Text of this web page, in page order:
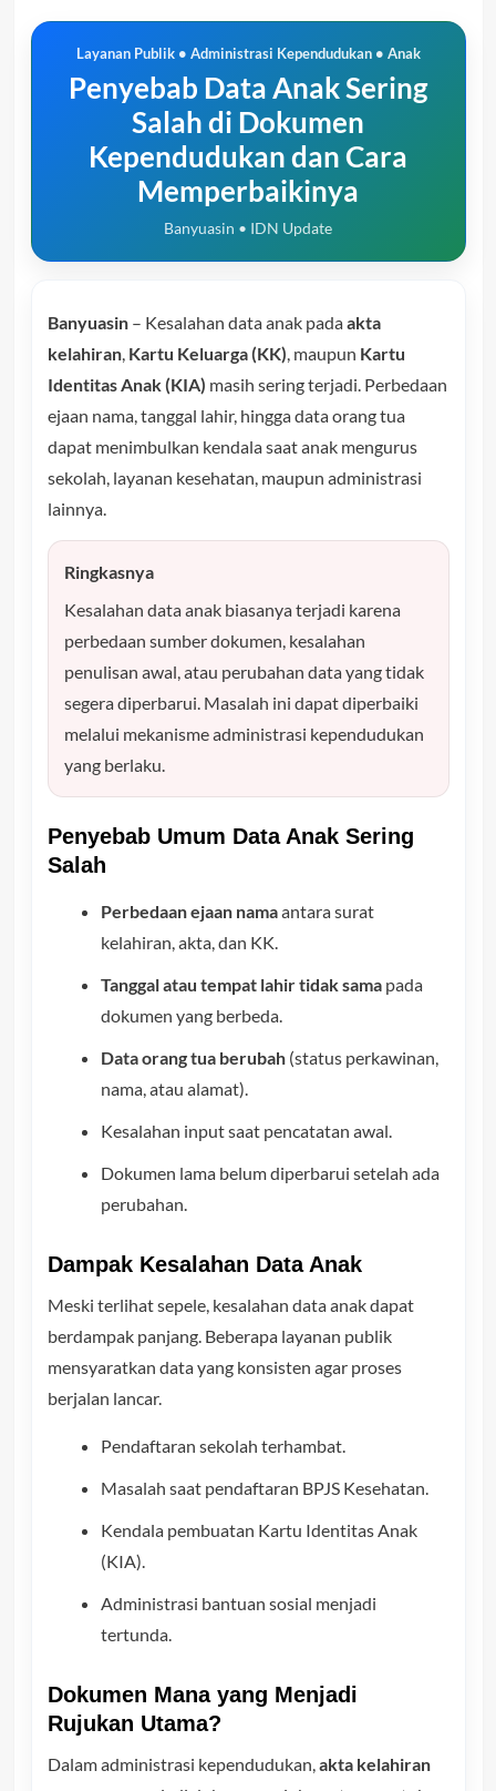
Layanan Publik • Administrasi Kependudukan • Anak
Penyebab Data Anak Sering
Salah di Dokumen
Kependudukan dan Cara
Memperbaikinya
Banyuasin • IDN Update
Banyuasin– Kesalahan data anak padaakta
kelahiran, Kartu Keluarga (KK) , maupun Kartu
Identitas Anak (KIA) masih sering terjadi. Perbedaan
ejaan nama, tanggal lahir, hingga data orang tua
dapat menimbulkan kendala saat anak mengurus
sekolah, layanan kesehatan, maupun administrasi
lainnya.
Ringkasnya
Kesalahan data anak biasanya terjadi karena
perbedaan sumber dokumen, kesalahan
penulisan awal, atau perubahan data yang tidak
segera diperbarui. Masalah ini dapat diperbaiki
melalui mekanisme administrasi kependudukan
yang berlaku.
Penyebab Umum Data Anak Sering
Salah
Perbedaan ejaan namaantara surat
kelahiran, akta, dan KK.
Tanggal atau tempat lahir tidak samapada
dokumen yang berbeda.
Data orang tua berubah(status perkawinan,
nama, atau alamat).
Kesalahan input saat pencatatan awal.
Dokumen lama belum diperbarui setelah ada
perubahan.
Dampak Kesalahan Data Anak
Meski terlihat sepele, kesalahan data anak dapat
berdampak panjang. Beberapa layanan publik
mensyaratkan data yang konsisten agar proses
berjalan lancar.
Pendaftaran sekolah terhambat.
Masalah saat pendaftaran BPJS Kesehatan.
Kendala pembuatan Kartu Identitas Anak
(KIA).
Administrasi bantuan sosial menjadi
tertunda.
Dokumen Mana yang Menjadi
Rujukan Utama?
Dalam administrasi kependudukan, akta kelahiran